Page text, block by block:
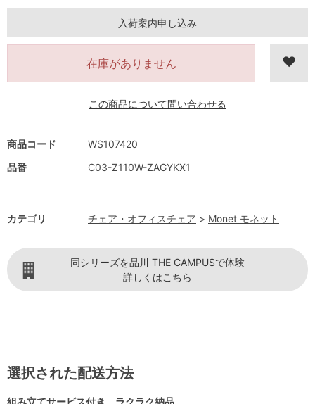
商品コード
WS107420
品番
C03-Z110W-ZAGYKX1
カテゴリ チェア・オフィスチェア > Monet モネット
入荷案内申し込み
在庫がありません
この商品について問い合わせる
同シリーズを品川 THE CAMPUSで体験
詳しくはこちら
選択された配送方法